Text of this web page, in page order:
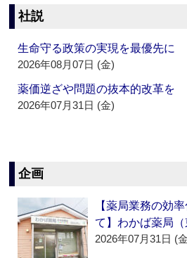
社説
生命守る政策の実現を最優先に
2026年08月07日 (金)
薬価逆ざや問題の抜本的改革を
2026年07月31日 (金)
企画
【薬局業務の効
て】わかば薬局（
2026年07月31日 (